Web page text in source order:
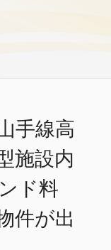
手線高
施設内
ド料
件が出